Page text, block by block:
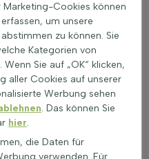
und der Wachstumsrate ab.
pro Meter oder
Produktseite zu finden.
Der Boden sollte gut
Vor dem Pflanzen den
einarbeiten. Bei der
grauen blüten ist es wichtig,
zu machen. Nach dem
zu unterstützen.
Wochen ist
zu gewährleisten.
Cookies können
um unsere
zu können. Sie
Kategorien von
Sie auf „OK“ klicken,
aller Cookies auf unserer
Werbung sehen
. Das können Sie
hier.
die Daten für
verwenden. Für